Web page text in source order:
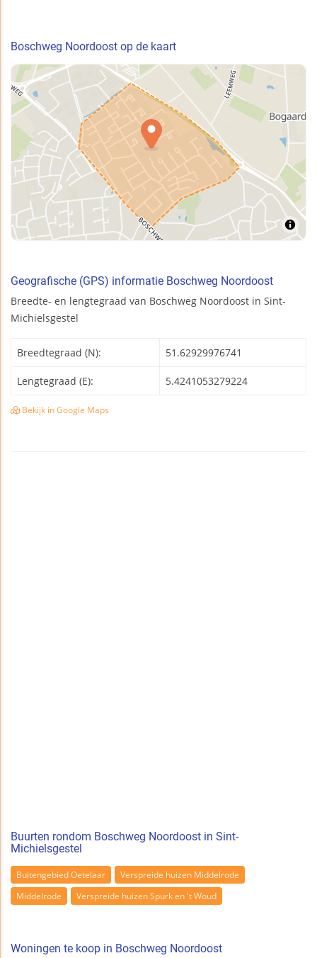
Boschweg Noordoost op de kaart
Geografische (GPS) informatie Boschweg Noordoost
Breedte- en lengtegraad van Boschweg Noordoost in Sint-
Michielsgestel
Breedtegraad (N): 51.62929976741
Lengtegraad (E): 5.4241053279224
Bekijk in Google Maps
Buurten rondom Boschweg Noordoost in Sint-
Michielsgestel
Buitengebied Oetelaar
Verspreide huizen Middelrode
Middelrode
Verspreide huizen Spurk en 't Woud
Woningen te koop in Boschweg Noordoost